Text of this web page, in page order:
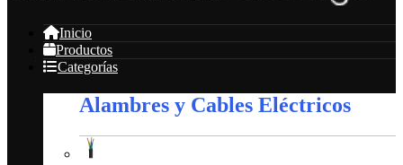
Inicio
Productos
Categorías
Alambres y Cables Eléctricos